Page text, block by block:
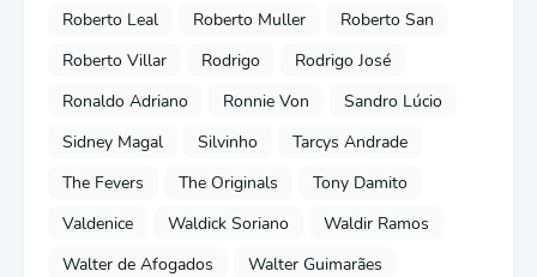
Roberto Leal
Roberto Muller
Roberto San
Roberto Villar
Rodrigo
Rodrigo José
Ronaldo Adriano
Ronnie Von
Sandro Lúcio
Sidney Magal
Silvinho
Tarcys Andrade
The Fevers
The Originals
Tony Damito
Valdenice
Waldick Soriano
Waldir Ramos
Walter de Afogados
Walter Guimarães